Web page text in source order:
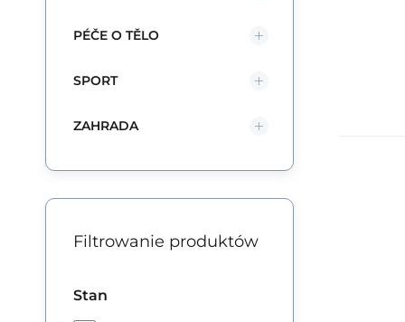
PÉČE O TĚLO
SPORT
ZAHRADA
Filtrowanie produktów
Stan